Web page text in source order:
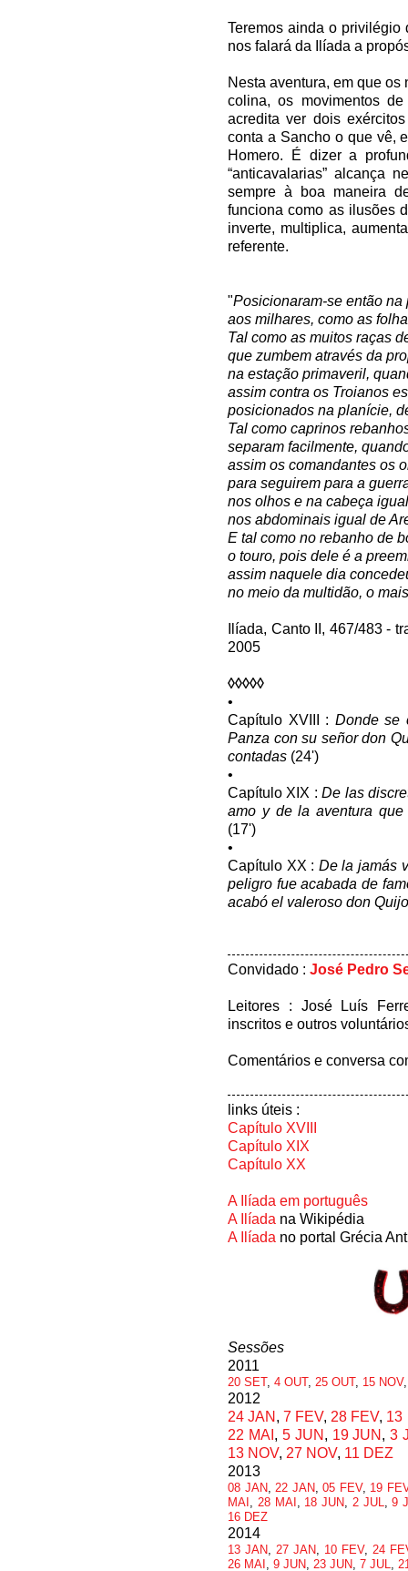
Teremos ainda o
nos falará da Ilíada a
Nesta aventura, em que
colina, os movimentos
acredita ver dois
conta a Sancho o que vê,
Homero. É dizer a
“anticavalarias” alcança
sempre à boa maneira
funciona como as ilusões
inverte, multiplica,
referente.
"Posicionaram-se então
aos milhares, como as
Tal como as muitos raças
que zumbem através da
na estação primaveril,
assim contra os Troianos
posicionados na planície,
Tal como caprinos
separam facilmente,
assim os comandantes os
para seguirem para a
nos olhos e na cabeça
nos abdominais igual de
E tal como no rebanho de
o touro, pois dele é a
assim naquele dia
no meio da multidão, o
Ilíada, Canto II, 467/483 -
2005
◊◊◊◊◊
•
Capítulo XVIII : Donde se
Panza con su señor don
contadas (24')
•
Capítulo XIX :De las
amo y de la aventura
(17')
•
Capítulo XX : De la jamás
peligro fue acabada de
acabó el valeroso don
Convidado : José Pedro
Leitores : José Luís
inscritos e outros
Comentários e conversa
links úteis :
Capítulo XVIII
Capítulo XIX
Capítulo XX
A Ilíada em português
A Ilíada na Wikipédia
A Ilíada no portal Grécia
Sessões
2011
20 SET, 4 OUT, 25 OUT, 15 NOV
2012
24 JAN ,7 FEV, 28 FEV, 13
22 MAI , 5 JUN , 19 JUN ,3
13 NOV, 27 NOV, 11 DEZ
2013
08 JAN, 22 JAN,05 FEV, 19
MAI
28 MAI 18 JUN 2 JUL ,9
16 DEZ
2014
13 JAN, 27 JAN, 10 FEV, 24
26 MAI 9 JUN 23 JUN 7 JUL